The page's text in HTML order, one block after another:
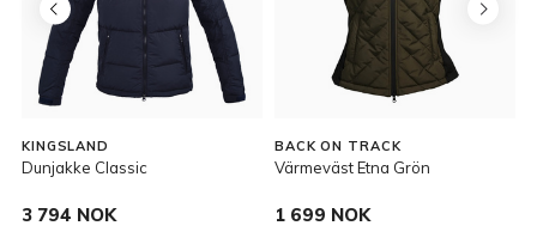
KINGSLAND
Dunjakke Classic
3 794 NOK
BACK ON TRACK
Värmeväst Etna Grön
1 699 NOK